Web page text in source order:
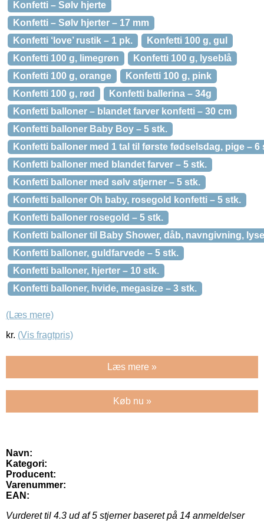
Konfetti – Sølv hjerte
Konfetti – Sølv hjerter – 17 mm
Konfetti ‘love’ rustik – 1 pk.
Konfetti 100 g, gul
Konfetti 100 g, limegrøn
Konfetti 100 g, lyseblå
Konfetti 100 g, orange
Konfetti 100 g, pink
Konfetti 100 g, rød
Konfetti ballerina – 34g
Konfetti balloner – blandet farver konfetti – 30 cm
Konfetti balloner Baby Boy – 5 stk.
Konfetti balloner med 1 tal til første fødselsdag, pige – 6
Konfetti balloner med blandet farver – 5 stk.
Konfetti balloner med sølv stjerner – 5 stk.
Konfetti balloner Oh baby, rosegold konfetti – 5 stk.
Konfetti balloner rosegold – 5 stk.
Konfetti balloner til Baby Shower, dåb, navngivning,
Konfetti balloner, guldfarvede – 5 stk.
Konfetti balloner, hjerter – 10 stk.
Konfetti balloner, hvide, megasize – 3 stk.
(Læs mere)
kr. (Vis fragtpris)
Læs mere »
Køb nu »
Navn:
Kategori:
Producent:
Varenummer:
EAN:
Vurderet til 4.3 ud af 5 stjerner baseret på 14 anmeldelser